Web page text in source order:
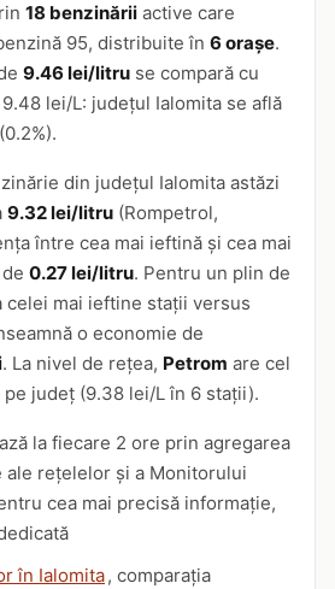
18 benzinării active care
95, distribuite în 6 orașe.
9.46 lei/litru se compară cu
lei/L: județul Ialomita se află
din județul Ialomita astăzi
9.32 lei/litru (Rompetrol,
între cea mai ieftină și cea mai
0.27 lei/litru. Pentru un plin de
celei mai ieftine stații versus
o economie de
. La nivel de rețea, Petrom are cel
județ (9.38 lei/L în 6 stații).
la fiecare 2 ore prin agregarea
rețelelor și a Monitorului
cea mai precisă informație,
în Ialomita, comparația